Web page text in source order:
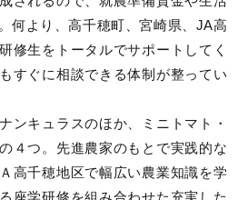
何より、高千穂町、宮崎県、JA高
修生をトータルでサポートしてく
すぐに相談できる体制が整ってい
ンキュラスのほか、ミニトマト・
４つ。先進農家のもとで実践的な
高千穂地区で幅広い農業知識を学